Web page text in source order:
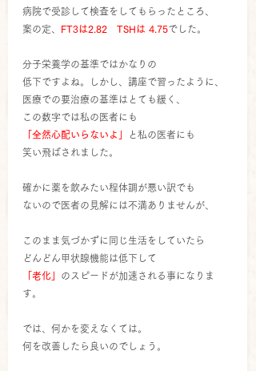
病院で受診して検査をしてもらったところ、
案の定、
FT3は2.82　TSHは 4.75でした。
分子栄養学の基準ではかなりの
低下ですよね。しかし、講座で習ったように、
医療での要治療の基準はとても緩く、
この数字では私の医者にも
「全然心配いらないよ」
と私の医者にも
笑い飛ばされました。
確かに薬を飲みたい程体調が悪い訳でも
ないので医者の見解には不満ありませんが、
このまま気づかずに同じ生活をしていたら
どんどん甲状腺機能は低下して
「老化」 のスピードが加速される事になりま
す。
では、何かを変えなくては。
何を改善したら良いのでしょう。